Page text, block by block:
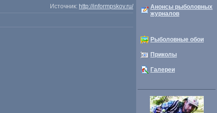
Источник: http://informpskov.ru/
Анонсы рыболовных
журналов
Рыболовные обои
Приколы
Галереи